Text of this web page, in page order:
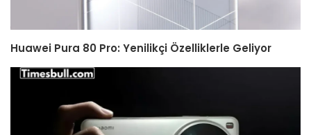
Huawei Pura 80 Pro: Yenilikçi Özelliklerle Geliyor